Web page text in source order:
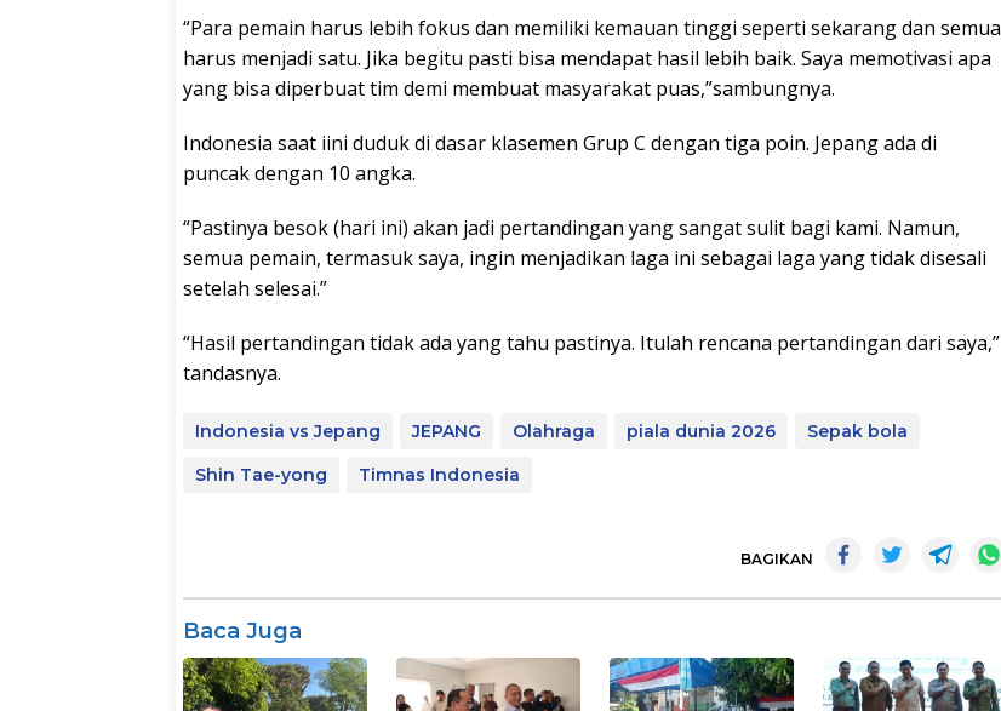
“Para pemain harus lebih fokus dan memiliki kemauan tinggi seperti sekarang dan semua
harus menjadi satu. Jika begitu pasti bisa mendapat hasil lebih baik. Saya memotivasi apa
yang bisa diperbuat tim demi membuat masyarakat puas,”sambungnya.
Indonesia saat iini duduk di dasar klasemen Grup C dengan tiga poin. Jepang ada di
puncak dengan 10 angka.
“Pastinya besok (hari ini) akan jadi pertandingan yang sangat sulit bagi kami. Namun,
semua pemain, termasuk saya, ingin menjadikan laga ini sebagai laga yang tidak disesali
setelah selesai.”
“Hasil pertandingan tidak ada yang tahu pastinya. Itulah rencana pertandingan dari saya,”
tandasnya.
Indonesia vs Jepang JEPANG Olahraga piala dunia 2026
Sepak bola
Shin Tae-yong
Timnas Indonesia
BAGIKAN
Baca Juga